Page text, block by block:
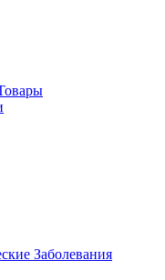
Заболевания